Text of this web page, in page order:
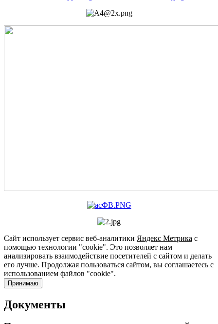
Сайт использует сервис веб-аналитики Яндекс Метрика с
помощью технологии "cookie". Это позволяет нам
анализировать взаимодействие посетителей с сайтом и делать
его лучше. Продолжая пользоваться сайтом, вы соглашаетесь с
использованием файлов "cookie".
Принимаю
Документы